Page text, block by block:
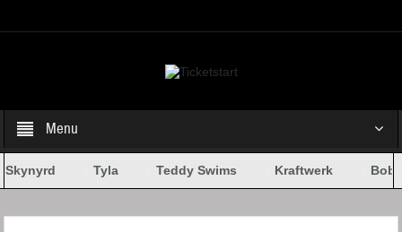
Menu
Tyla Teddy Swims Kraftwerk Bob